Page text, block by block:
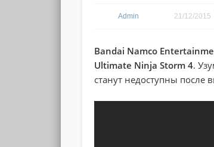
Admin 21/12/2015
Bandai Namco
Ultimate Ninja Storm 4.
станут недоступны после